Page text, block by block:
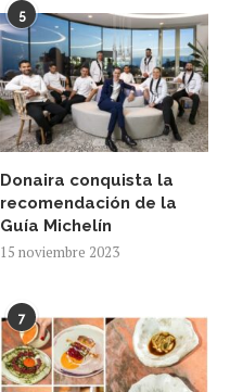
5
Donaira conquista la
recomendación de la
Guía Michelín
15 noviembre 2023
7